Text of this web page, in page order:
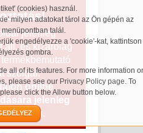
(cookies) használ.
milyen adatokat tárol az Ön gépén az
talál.
engedélyezze a 'cookie'-kat, kattintson
gombra.
all of its features. For more information
please see our Privacy Policy page. To
click the Allow button below.
jelenleg
áll, és kizárólag
szolgál.
online
jelenleg